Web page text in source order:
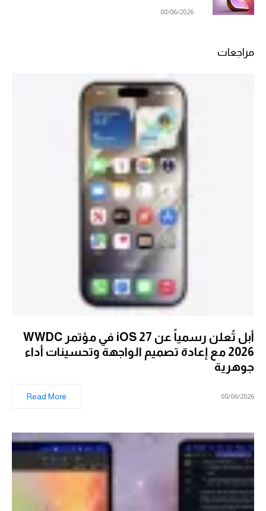
08/06/2026
مراجعات
أبل تُعلن رسمياً عن iOS 27 في مؤتمر WWDC
2026 مع إعادة تصميم الواجهة وتحسينات أداء
جوهرية
08/06/2026
Read More